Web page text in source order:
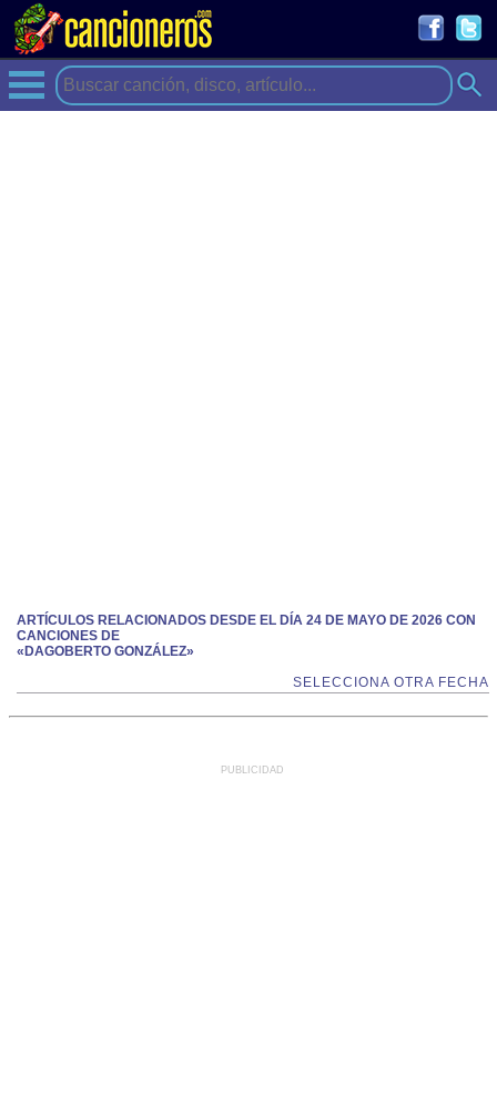
ARTÍCULOS RELACIONADOS DESDE EL DÍA 24 DE MAYO DE 2026 CON
CANCIONES DE
«DAGOBERTO GONZÁLEZ»
SELECCIONA OTRA FECHA
PUBLICIDAD